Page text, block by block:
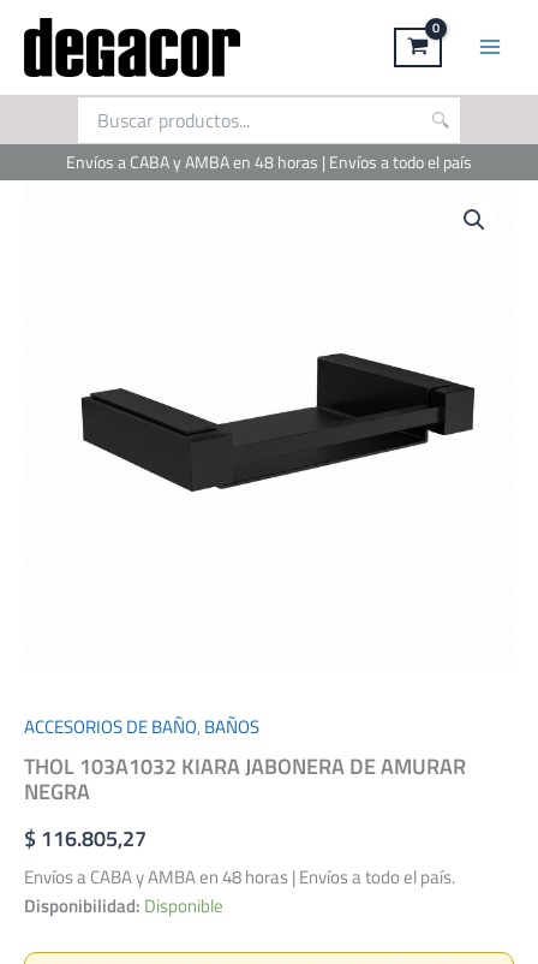
contenido
Envíos a CABA y AMBA en 48 horas | Envíos a todo el país
ACCESORIOS DE BAÑO,BAÑOS
THOL 103A1032 KIARA JABONERA DE AMURAR
NEGRA
$ 116.805,27
Envíos a CABA y AMBA en 48 horas | Envíos a todo el país.
Disponibilidad: Disponible